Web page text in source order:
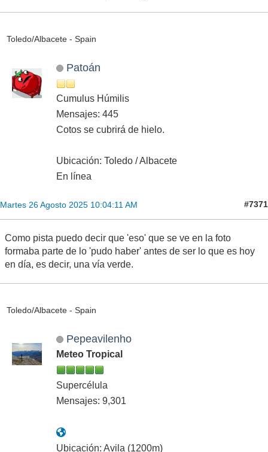
Toledo/Albacete - Spain
Patoán
Cumulus Húmilis
Mensajes: 445
Cotos se cubrirá de hielo.
Ubicación: Toledo / Albacete
En línea
Martes 26 Agosto 2025 10:04:11 AM #7371
Como pista puedo decir que 'eso' que se ve en la foto
formaba parte de lo 'pudo haber' antes de ser lo que es hoy
en día, es decir, una vía verde.
Toledo/Albacete - Spain
Pepeavilenho
Meteo Tropical
Supercélula
Mensajes: 9,301
Ubicación: Avila (1200m)